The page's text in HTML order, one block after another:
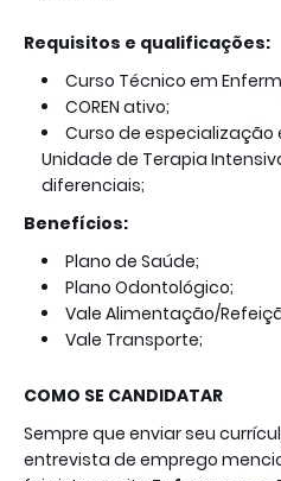
Requisitos e qualificações:
Curso Técnico em
COREN ativo;
Curso de especialização
Unidade de Terapia
diferenciais;
Benefícios:
Plano de Saúde;
Plano Odontológico;
Vale Alimentação/
Vale Transporte;
COMO SE CANDIDATAR
Sempre que enviar seu
entrevista de emprego